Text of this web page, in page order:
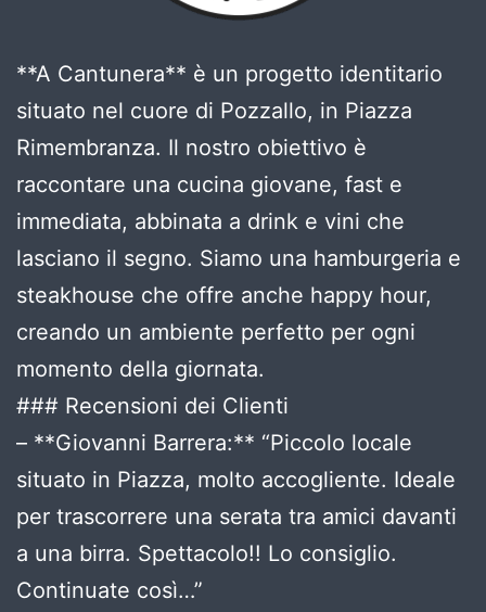
**A Cantunera** è un progetto identitario
situato nel cuore di Pozzallo, in Piazza
Rimembranza. Il nostro obiettivo è
raccontare una cucina giovane, fast e
immediata, abbinata a drink e vini che
lasciano il segno. Siamo una hamburgeria e
steakhouse che offre anche happy hour,
creando un ambiente perfetto per ogni
momento della giornata.
### Recensioni dei Clienti
– **Giovanni Barrera:** “Piccolo locale
situato in Piazza, molto accogliente. Ideale
per trascorrere una serata tra amici davanti
a una birra. Spettacolo!! Lo consiglio.
Continuate così…”